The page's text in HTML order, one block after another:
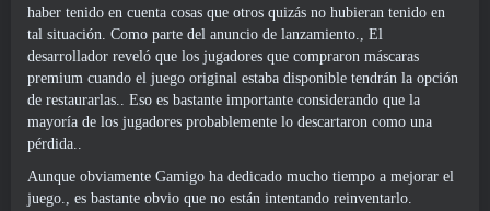
haber tenido en cuenta cosas que otros quizás no hubieran tenido en
tal situación. Como parte del anuncio de lanzamiento., El
desarrollador reveló que los jugadores que compraron máscaras
premium cuando el juego original estaba disponible tendrán la opción
de restaurarlas.. Eso es bastante importante considerando que la
mayoría de los jugadores probablemente lo descartaron como una
pérdida..
Aunque obviamente Gamigo ha dedicado mucho tiempo a mejorar el
juego., es bastante obvio que no están intentando reinventarlo.